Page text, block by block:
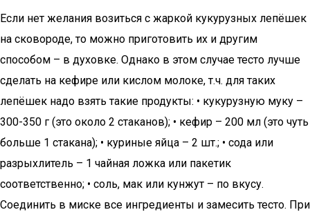
Если нет желания возиться с жаркой кукурузных лепёшек
на сковороде, то можно приготовить их и другим
способом – в духовке. Однако в этом случае тесто лучше
сделать на кефире или кислом молоке, т.ч. для таких
лепёшек надо взять такие продукты: • кукурузную муку –
300-350 г (это около 2 стаканов); • кефир – 200 мл (это чуть
больше 1 стакана); • куриные яйца – 2 шт.; • сода или
разрыхлитель – 1 чайная ложка или пакетик
соответственно; • соль, мак или кунжут – по вкусу.
Соединить в миске все ингредиенты и замесить тесто. При